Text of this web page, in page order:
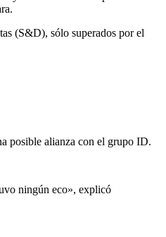
(S&D), sólo superados por el
posible alianza con el grupo ID.
ningún eco», explicó